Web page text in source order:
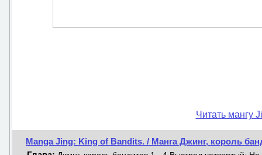
Читать мангу
Manga Jing: King of Bandits. / Манга Джинг, король